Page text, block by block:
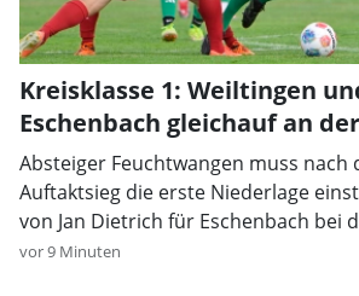
Kreisklasse 1: Weiltingen
Eschenbach gleichauf an
Absteiger Feuchtwangen muss nach
Auftaktsieg die erste Niederlage
von Jan Dietrich für Eschenbach bei
vor 9 Minuten